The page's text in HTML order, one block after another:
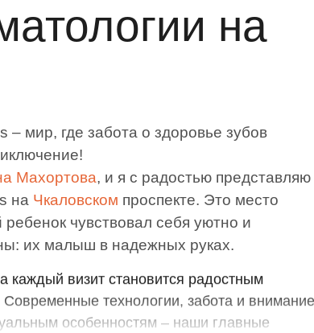
на
мир, где забота о здоровье зубов
Махортова, и я с радостью представляю
на Чкаловском проспекте. Это место
чувствовал себя уютно и
их малыш в надежных руках.
мы не просто лечим зубки – мы создаем
где страх перед стоматологом остается в
Современные технологии, забота и внимание
особенностям – наши главные
как важно доверие. Поэтому наша